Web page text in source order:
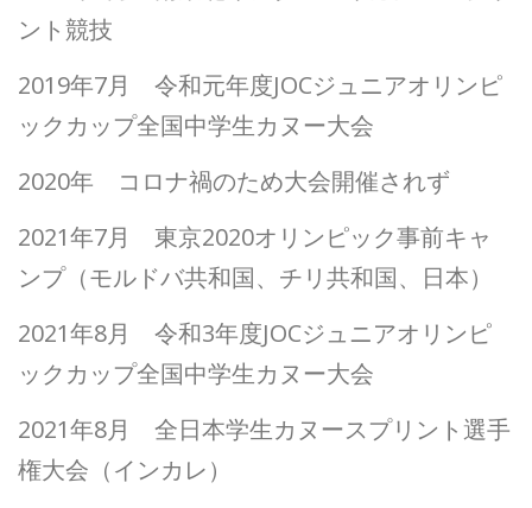
ント競技
2019年7月 令和元年度JOCジュニアオリンピ
ックカップ全国中学生カヌー大会
2020年 コロナ禍のため大会開催されず
2021年7月 東京2020オリンピック事前キャ
ンプ（モルドバ共和国、チリ共和国、日本）
2021年8月 令和3年度JOCジュニアオリンピ
ックカップ全国中学生カヌー大会
2021年8月 全日本学生カヌースプリント選手
権大会（インカレ）